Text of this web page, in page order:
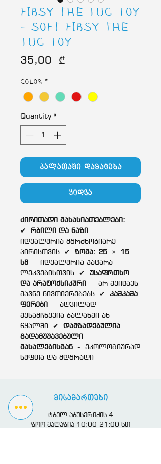
FIBSY the Tug Toy
- soft FIBSY the
Tug Toy
35,00 ₾Price
Color *
Quantity *
კალათაში დამატება
ყიდვა
ძირითადი მახასიათებლები:
✔
რბილი და ნაზი
-
იდეალურია მგრძნობიარე
პირისთვის ✔ ზომა: 25 × 15
სმ -
იდეალურია პატარა
ლეკვებისთვის ✔ უსაფრთხო
და არატოქსიკური
- არ შეიცავს
მავნე ნივთიერებებს ✔ კაშკაშა
ფერები
- ადვილად
შესამჩნევია ბალახში ან
წყალში ✔ დამზადებულია
გადამუშავებული
მასალებისგან - ეკოლოგიურად
სუფთა და მდგრადი
მისამართები
ტბელ აბუსერიძის 4
ზოო მაღაზია 10:00-21:00 სთ